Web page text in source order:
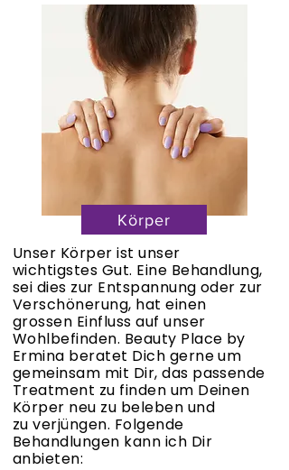
Körper
Unser Körper ist unser
wichtigstes Gut. Eine Behandlung,
sei dies zur Entspannung oder zur
Verschönerung, hat einen
grossen Einfluss auf unser
Wohlbefinden. Beauty Place by
Ermina beratet Dich gerne um
gemeinsam mit Dir, das passende
Treatment zu finden um Deinen
Körper neu zu beleben und
zuverjüngen. Folgende
Behandlungen kann ich Dir
anbieten: